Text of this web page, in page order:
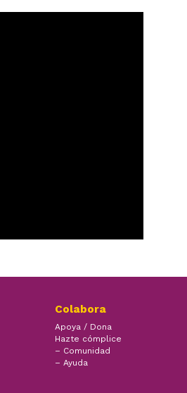
Colabora
Apoya / Dona
Hazte cómplice
– Comunidad
– Ayuda